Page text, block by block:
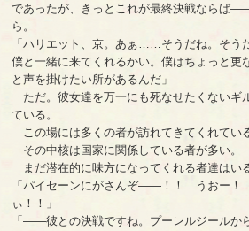
であったが、きっとこれが最終決戦ならば
ら。
「ハリエット、京。あぁ……そうだね。そう
僕と一緒に来てくれるかい。僕はちょっと
と声を掛けたい所があるんだ」
ただ。彼女達を万一にも死なせたくないギ
ている。
この場には多くの者が訪れてきてくれてい
その中核は国家に関係している者が多い。
まだ潜在的に味方になってくれる者達はい
「パイセーンにがさんぞ――！！ うおー！
ぃ！！」
「――彼との決戦ですね。プーレルジールか